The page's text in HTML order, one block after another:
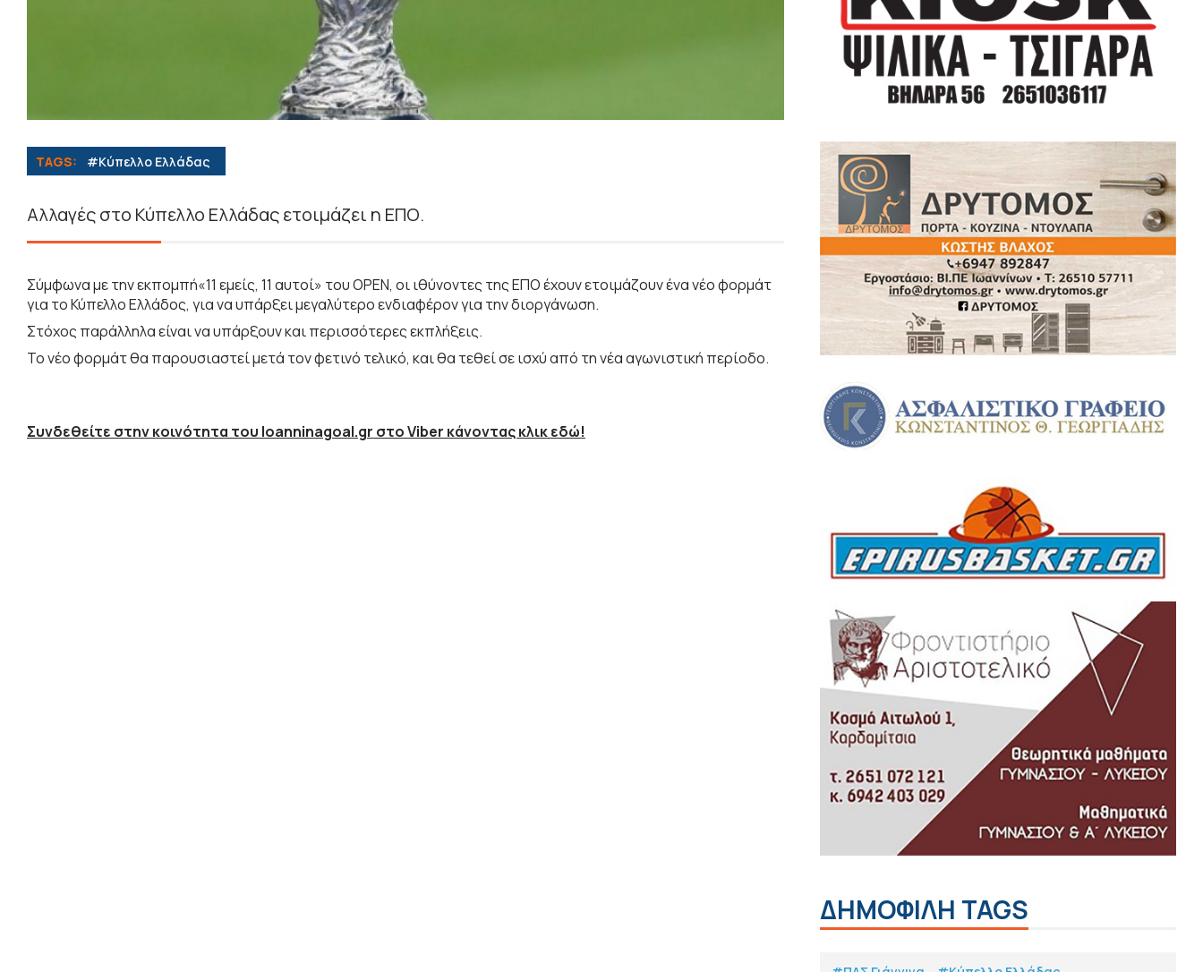
TAGS: #Κύπελλο Ελλάδας
Αλλαγές στο Κύπελλο Ελλάδας ετοιμάζει η ΕΠΟ.
Σύμφωνα με την εκπομπή«11 εμείς, 11 αυτοί» του OPEN, οι ιθύνοντες της ΕΠΟ έχουν ετοιμάζουν ένα νέο φορμάτ
για το Κύπελλο Ελλάδος, για να υπάρξει μεγαλύτερο ενδιαφέρον για την διοργάνωση.
Στόχος παράλληλα είναι να υπάρξουν και περισσότερες εκπλήξεις.
Το νέο φορμάτ θα παρουσιαστεί μετά τον φετινό τελικό, και θα τεθεί σε ισχύ από τη νέα αγωνιστική περίοδο.
Συνδεθείτε στην κοινότητα του Ioanninagoal.gr στο Viber κάνοντας κλικ εδώ!
ΔΗΜΟΦΙΛΗ TAGS